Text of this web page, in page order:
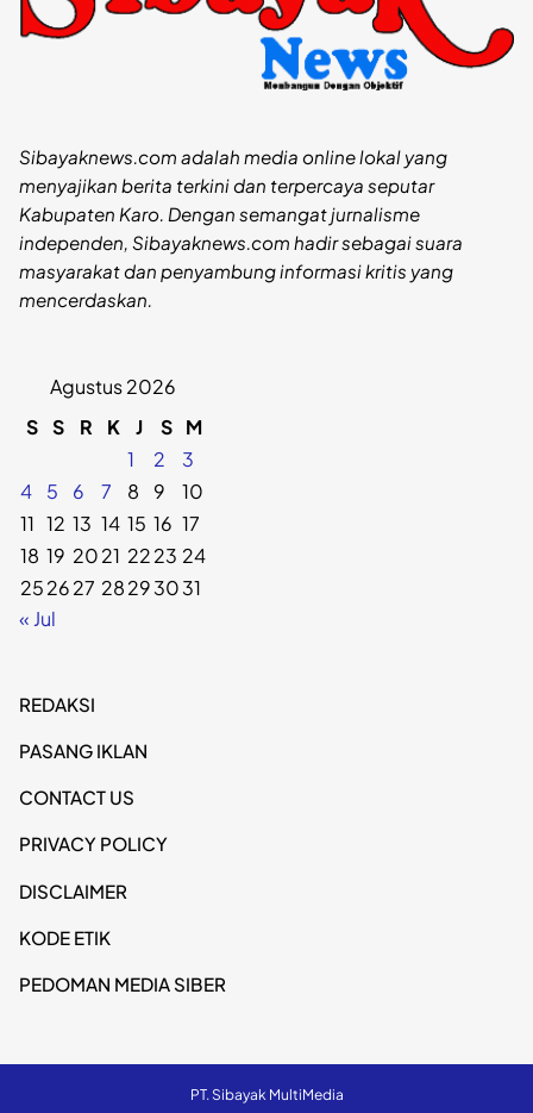
Sibayaknews.com adalah media online lokal yang
menyajikan berita terkini dan terpercaya seputar
Kabupaten Karo. Dengan semangat jurnalisme
independen, Sibayaknews.com hadir sebagai suara
masyarakat dan penyambung informasi kritis yang
mencerdaskan.
Agustus 2026
S S R K J S M
1
2
3
4
5 6 7 8 9
10
11 12 13 14 15 16 17
18 19 2021 2223 24
252627 28293031
« Jul
REDAKSI
PASANG IKLAN
CONTACT US
PRIVACY POLICY
DISCLAIMER
KODE ETIK
PEDOMAN MEDIA SIBER
PT. Sibayak MultiMedia